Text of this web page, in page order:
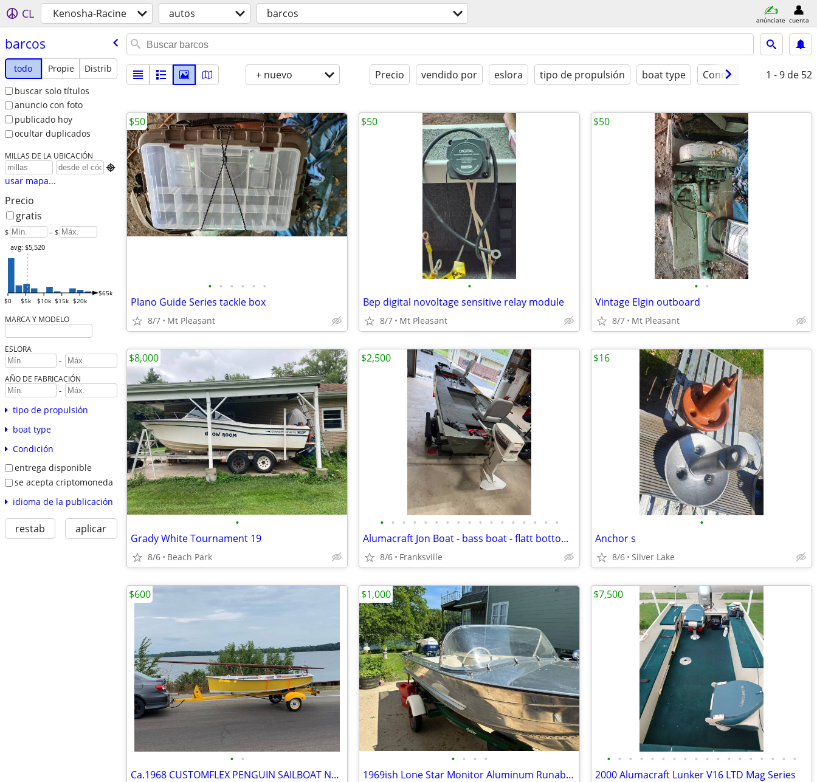
CL Kenosha-Racine autos barcos anúnciate cuenta
barcos
todo Propie
Distrib
buscar solo títulos
anuncio con foto
publicado hoy
ocultar duplicados
MILLAS DE LA UBICACIÓN

usar mapa...
Precio
gratis
$ – $
$0 $5k $10k $15k $20k
$65k
avg: $5,520
MARCA Y MODELO
ESLORA
-
AÑO DE FABRICACIÓN
-
tipo de propulsión
boat type
Condición
entrega disponible
se acepta criptomoneda
idioma de la publicación
restab aplicar
+ nuevo Precio vendido por eslora tipo de propulsión boat type Condición 1 - 9 de 52
• • • • • •
Plano Guide Series tackle box
8/7 Mt Pleasant
$50
•
Bep digital novoltage sensitive relay module
8/7 Mt Pleasant
$50
• •
Vintage Elgin outboard
8/7 Mt Pleasant
$50
•
Grady White Tournament 19
8/6 Beach Park
$8,000
• • • • • • • • • • • • • • • • •
Alumacraft Jon Boat - bass boat - flatt bottom boat
8/6 Franksville
$2,500
•
Anchor s
8/6 Silver Lake
$16
• •
Ca.1968 CUSTOMFLEX PENGUIN SAILBOAT No. 25/25
$600
• • • •
1969ish Lone Star Monitor Aluminum Runabout
$1,000
• • • • • • • • • • • • • • • • • •
2000 Alumacraft Lunker V16 LTD Mag Series
$7,500